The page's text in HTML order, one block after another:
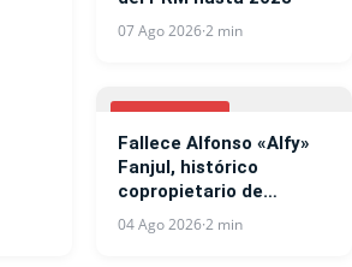
07 Ago 2026·2 min
NACIONALES
Fallece Alfonso «Alfy»
Fanjul, histórico
copropietario de
Central Romana
04 Ago 2026·2 min